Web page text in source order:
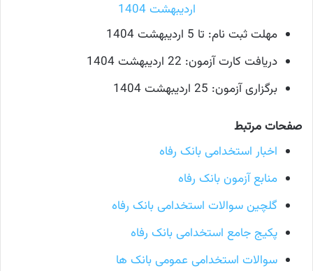
اردیبهشت 1404
مهلت ثبت نام: تا 5 اردیبهشت 1404
دریافت کارت آزمون: 22 اردیبهشت 1404
برگزاری آزمون: 25 اردیبهشت 1404
صفحات مرتبط
اخبار استخدامی بانک رفاه
منابع آزمون بانک رفاه
گلچین سوالات استخدامی بانک رفاه
پکیج جامع استخدامی بانک رفاه
سوالات استخدامی عمومی بانک ها